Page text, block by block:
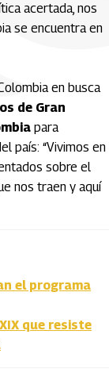
acertada, nos
se encuentra en
en busca
de Gran
para
país: “Vivimos en
sobre el
nos traen y aquí
el programa
que resiste